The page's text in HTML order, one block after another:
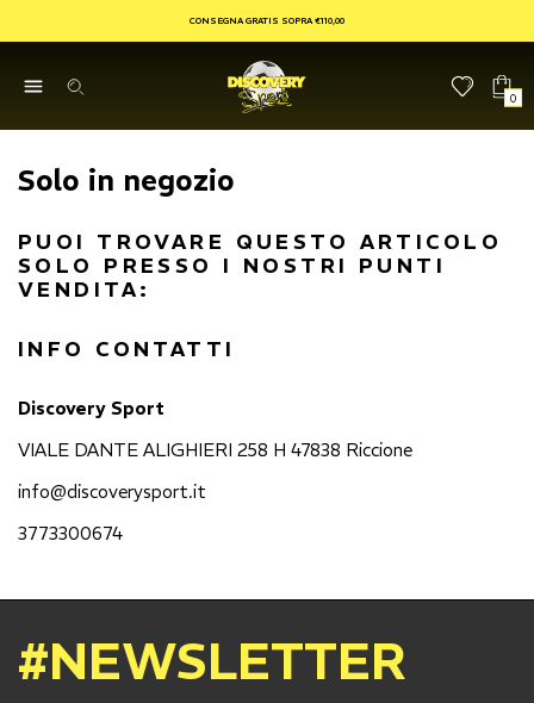
CONSEGNA GRATIS SOPRA €110,00
0
Solo in negozio
PUOI TROVARE QUESTO ARTICOLO
SOLO PRESSO I NOSTRI PUNTI
VENDITA:
INFO CONTATTI
Discovery Sport
VIALE DANTE ALIGHIERI 258 H 47838 Riccione
info@discoverysport.it
3773300674
#NEWSLETTER